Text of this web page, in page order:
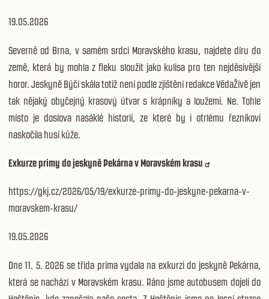
19.05.2026
Severně od Brna, v samém srdci Moravského krasu, najdete díru do
země, která by mohla z fleku sloužit jako kulisa pro ten nejděsivější
horor. Jeskyně Býčí skála totiž není podle zjištění redakce VědaŽivě jen
tak nějaký obyčejný krasový útvar s krápníky a loužemi. Ne. Tohle
místo je doslova nasáklé historií, ze které by i otrlému řezníkovi
naskočila husí kůže.
Exkurze primy do jeskyně Pekárna v Moravském krasu
https://gkj.cz/2026/05/19/exkurze-primy-do-jeskyne-pekarna-v-
moravskem-krasu/
19.05.2026
Dne 11. 5. 2026 se třída prima vydala na exkurzi do jeskyně Pekárna,
která se nachází v Moravském krasu. Ráno jsme autobusem dojeli do